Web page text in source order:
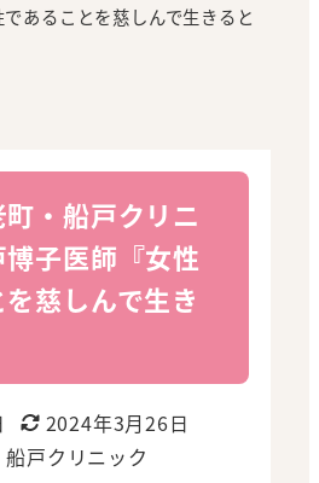
あることを慈しんで生きると
・船戸クリニ
子医師『女性
慈しんで生き
更新日
2024年3月26日
ゴリー
船戸クリニック